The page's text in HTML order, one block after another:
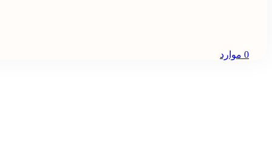
0 موارد